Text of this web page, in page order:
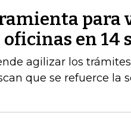
para
en 14
agilizar los
que se refuerce la